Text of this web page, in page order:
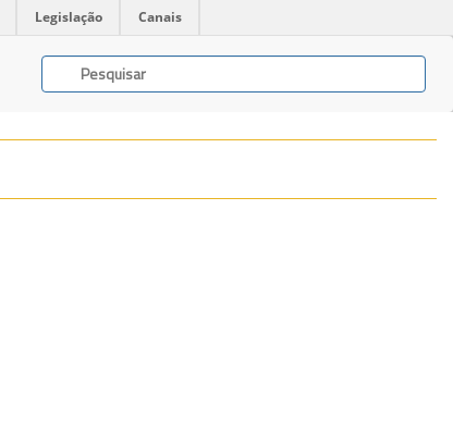
Legislação Canais